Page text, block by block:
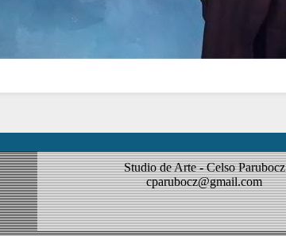
Studio de Arte - Celso Parubocz
cparubocz@gmail.com